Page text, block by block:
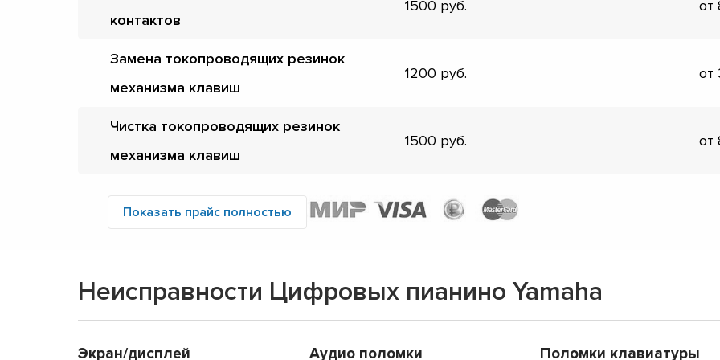
контактов
1500 от
Замена токопроводящих резинок
механизма клавиш
1200 от
Чистка токопроводящих резинок
механизма клавиш
1500 от
Показать прайс полностью
Неисправности Цифровых пианино Yamaha
Экран/дисплей Аудио поломки Поломки клавиатуры